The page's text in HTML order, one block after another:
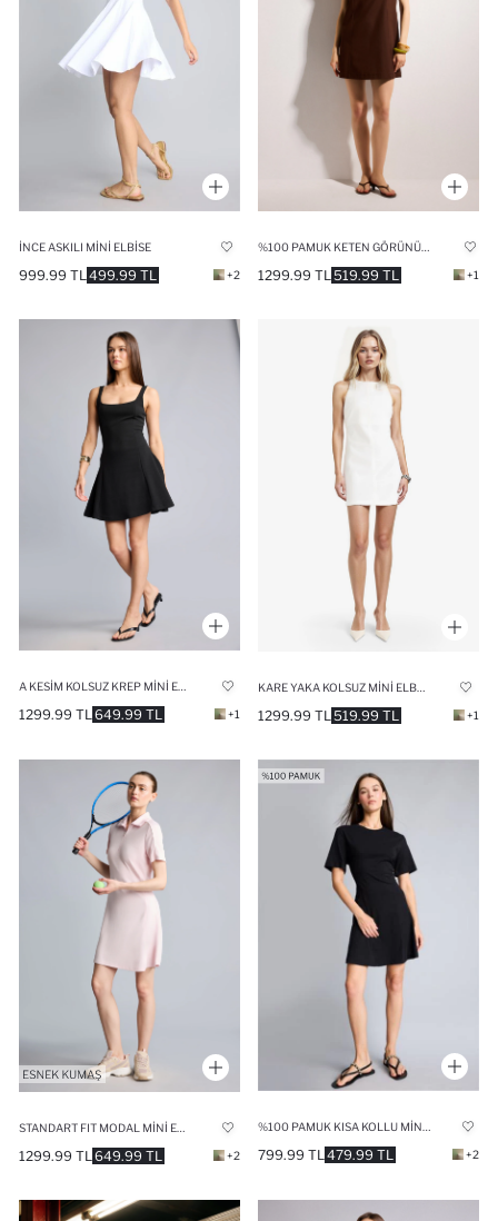
İNCE ASKILI MINI ELBISE
499.99 TL
999.99 TL +2 519.99 TL
1299.99 TL +1
A KESIM KOLSUZ KREP MINI ELBISE
649.99 TL
1299.99 TL +1 519.99 TL
1299.99 TL +1
649.99 TL
1299.99 TL +2
%100 PAMUK KISA KOLLU MINI ELBISE
479.99 TL
799.99 TL +2